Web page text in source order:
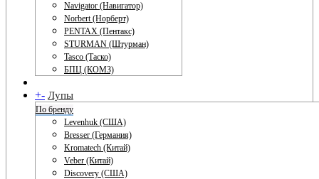
Navigator (Навигатор)
Norbert (Норберт)
PENTAX (Пентакс)
STURMAN (Штурман)
Tasco (Таско)
БПЦ (КОМЗ)
+- Лупы
По бренду
Levenhuk (США)
Bresser (Германия)
Kromatech (Китай)
Veber (Китай)
Discovery (США)